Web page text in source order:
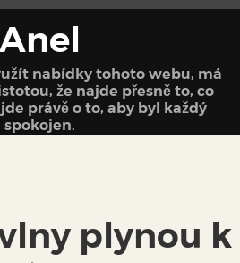
Anel
nabídky tohoto webu, má
že najde přesně to, co
právě o to, aby byl každý
spokojen.
plynou k